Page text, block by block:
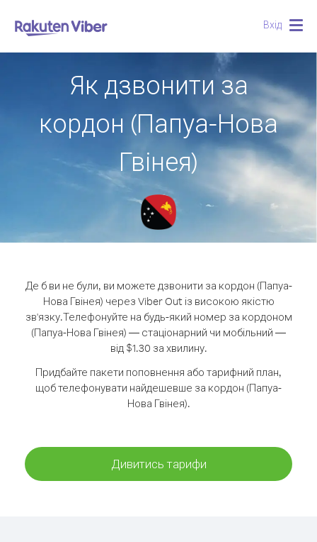
Вхід
Як дзвонити за
кордон (Папуа-Нова
Гвінея)
Де б ви не були, ви можете дзвонити за кордон (Папуа-
Нова Гвінея) через Viber Out із високою якістю
зв'язку.Телефонуйте на будь-який номер за кордоном
(Папуа-Нова Гвінея) — стаціонарний чи мобільний —
від $1.30 за хвилину.
Придбайте пакети поповнення або тарифний план,
щоб телефонувати найдешевше за кордон (Папуа-
Нова Гвінея).
Дивитись тарифи